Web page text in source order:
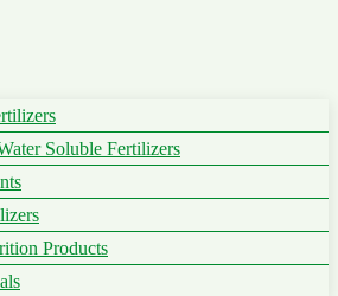
Soluble Fertilizers
Products